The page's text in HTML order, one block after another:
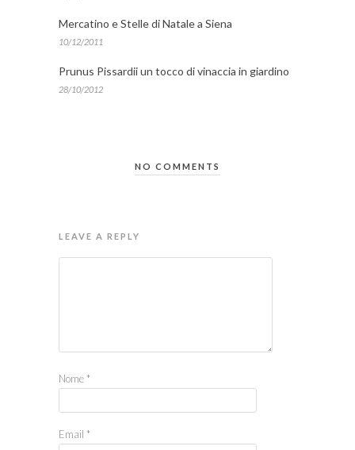
Mercatino e Stelle di Natale a Siena
10/12/2011
Prunus Pissardii un tocco di vinaccia in giardino
28/10/2012
NO COMMENTS
LEAVE A REPLY
Nome *
Email *